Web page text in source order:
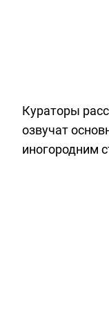
Кураторы
озвучат
иногородним